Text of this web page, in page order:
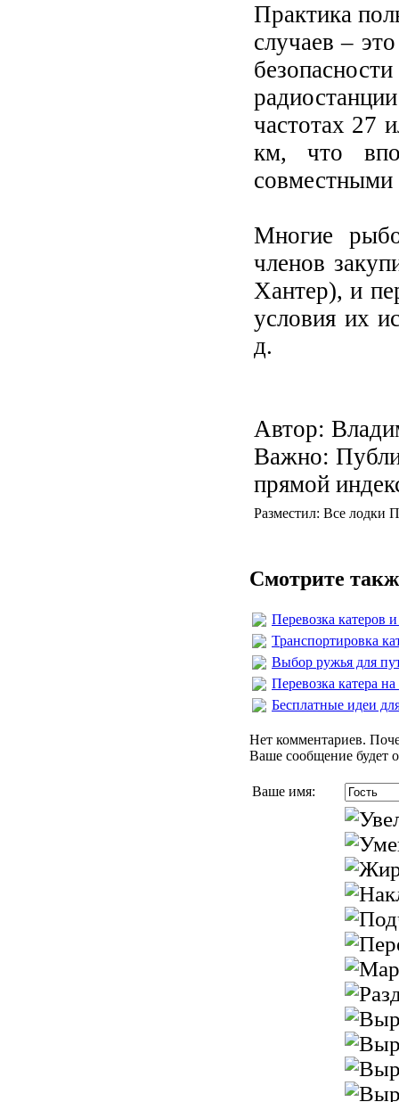
Практика
случаев –
частотах 27
км, что
совместными
Многие
членов
Хантер), и
условия их
д.
Автор:
Важно:
прямой
Разместил: Все лодки
Смотрите
Перевозка катеров
Транспортировка
Выбор ружья для
Перевозка катера
Бесплатные идеи
Нет комментариев.
Ваше сообщение будет
Ваше имя: